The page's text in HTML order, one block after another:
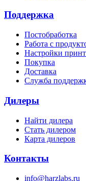
Поддержка
Постобработка
Работа с
Настройки
Покупка
Доставка
Служба
Дилеры
Найти дилера
Cтать дилером
Карта дилеров
Контакты
info@harzlabs.ru